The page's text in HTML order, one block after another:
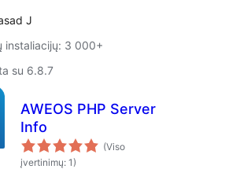
J
instaliacijų: 3 000+
su 6.8.7
AWEOS PHP Server
Info
(Viso
įvertinimų: 1)